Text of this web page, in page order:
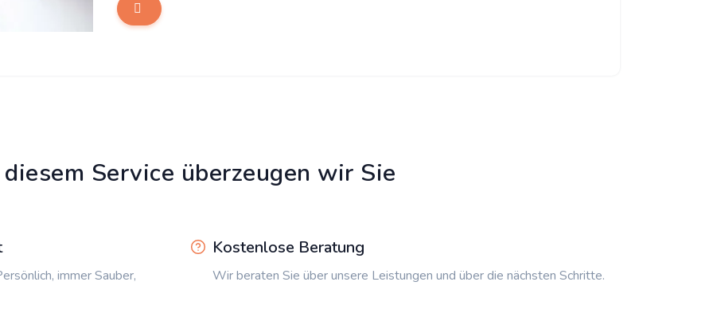
Service überzeugen wir Sie
immer Sauber,
Kostenlose Beratung
Wir beraten Sie über unsere Leistungen und über die nächsten Schritte.